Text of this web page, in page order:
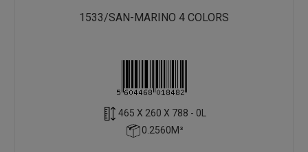
1533/SAN-MARINO 4 COLORS
465 X 260 X 788 - 0L
0.2560M³